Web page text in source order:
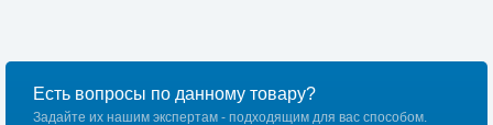
Есть вопросы по данному товару?
Задайте их нашим экспертам - подходящим для вас способом.